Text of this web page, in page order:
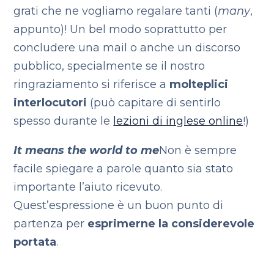
grati che ne vogliamo regalare tanti (many,
appunto)! Un bel modo soprattutto per
concludere una mail o anche un discorso
pubblico, specialmente se il nostro
ringraziamento si riferisce a molteplici
interlocutori (può capitare di sentirlo
spesso durante le lezioni di inglese online!)
It means the world to meNon è sempre
facile spiegare a parole quanto sia stato
importante l’aiuto ricevuto.
Quest’espressione è un buon punto di
partenza per esprimerne la considerevole
portata.